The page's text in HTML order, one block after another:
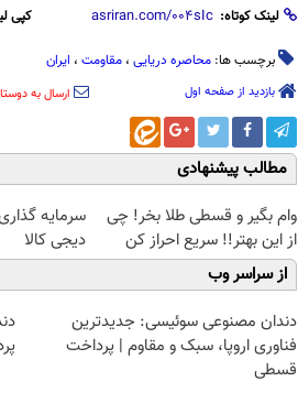
لینک کوتاه: کپی
برچسب ها: محاصره دریایی ، مقاومت ، ایران
بازدید از صفحه اول ارسال به
مطالب پیشنهادی
وام بگیر و قسطی طلا بخر! چی
از این بهتر!! سریع احراز کن
سرمایه
دیجی کالا
از سراسر وب
دندان مصنوعی سوئیسی: جدیدترین
فناوری اروپا، سبک و مقاوم | پرداخت
قسطی